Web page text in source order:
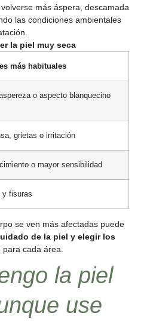
más áspera, descamada
las condiciones ambientales
la piel muy seca
más habituales
o aspecto blanquecino
grietas o irritación
o mayor sensibilidad
y fisuras
se ven más afectadas puede
de la piel y elegir los
para cada área.
la piel
use